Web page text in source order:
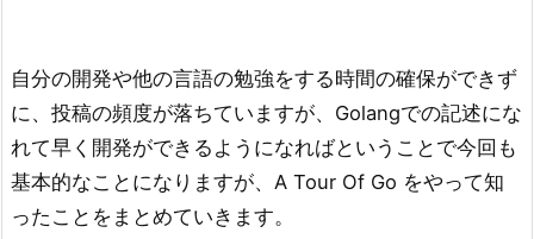
自分の開発や他の言語の勉強をする時間の確保ができず
に、投稿の頻度が落ちていますが、Golangでの記述にな
れて早く開発ができるようになればということで今回も
基本的なことになりますが、A Tour Of Go をやって知
ったことをまとめていきます。